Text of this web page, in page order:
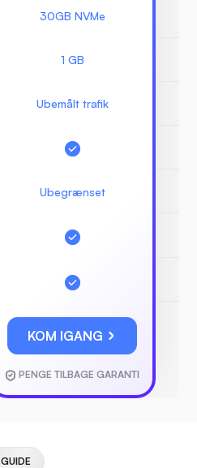
30GB NVMe
1 GB
Ubemålt trafik
Ubegrænset
KOM IGANG
PENGE TILBAGE GARANTI
GUIDE